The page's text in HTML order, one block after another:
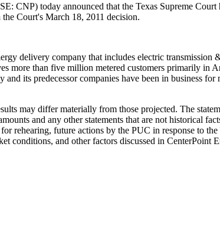
CNP) today announced that the Texas Supreme
Court's March 18, 2011 decision.
delivery company that includes electric
more than five million metered customers primarily in
its predecessor companies have been in business
may differ materially from those projected. The
and any other statements that are not historical
rehearing, future actions by the PUC in response to
conditions, and other factors discussed in CenterPoint